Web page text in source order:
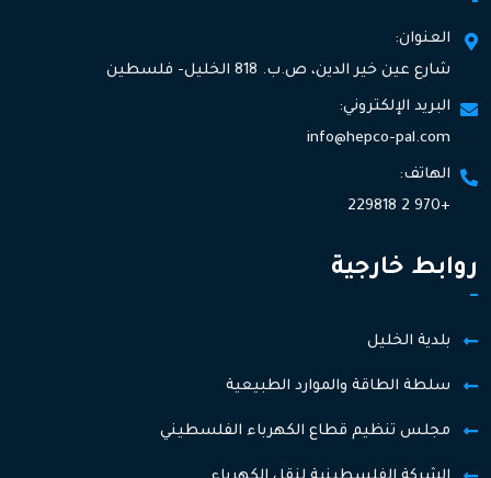
العنوان:
شارع عين خير الدين، ص.ب. 818 الخليل- فلسطين
البريد الإلكتروني:
info@hepco-pal.com
الهاتف:
+970 2 229818
روابط خارجية
بلدية الخليل
سلطة الطاقة والموارد الطبيعية
مجلس تنظيم قطاع الكهرباء الفلسطيني